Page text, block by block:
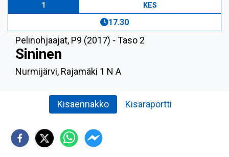
1 KES
17.30
Pelinohjaajat, P9 (2017) - Taso 2
Sininen
Nurmijärvi, Rajamäki 1 N A
Kisaennakko Kisaraportti